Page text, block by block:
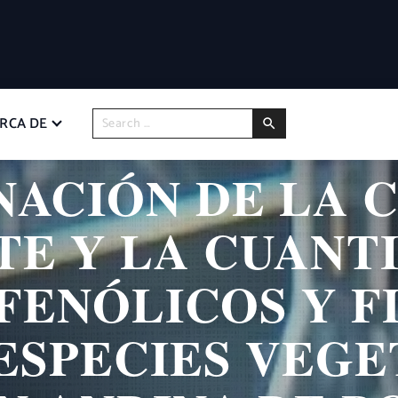
DE
DE LA
Y LA
Y